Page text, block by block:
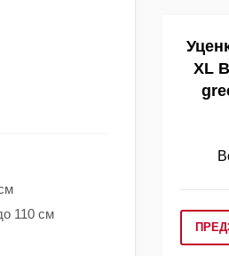
110 см
XL